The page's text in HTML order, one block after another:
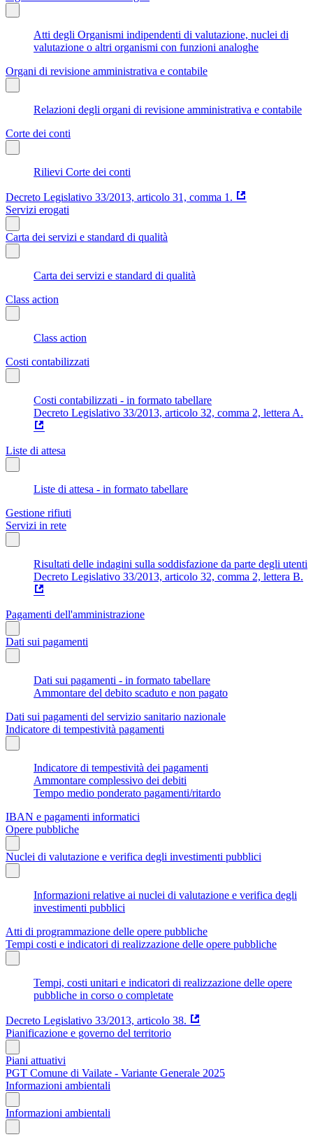
Atti degli Organismi indipendenti di valutazione, nuclei di
valutazione o altri organismi con funzioni analoghe
Organi di revisione amministrativa e contabile
Relazioni degli organi di revisione amministrativa e contabile
Corte dei conti
Rilievi Corte dei conti
Decreto Legislativo 33/2013, articolo 31, comma 1.
Servizi erogati
Carta dei servizi e standard di qualità
Carta dei servizi e standard di qualità
Class action
Class action
Costi contabilizzati
Costi contabilizzati - in formato tabellare
Decreto Legislativo 33/2013, articolo 32, comma 2, lettera A.
Liste di attesa
Liste di attesa - in formato tabellare
Gestione rifiuti
Servizi in rete
Risultati delle indagini sulla soddisfazione da parte degli utenti
Decreto Legislativo 33/2013, articolo 32, comma 2, lettera B.
Pagamenti dell'amministrazione
Dati sui pagamenti
Dati sui pagamenti - in formato tabellare
Ammontare del debito scaduto e non pagato
Dati sui pagamenti del servizio sanitario nazionale
Indicatore di tempestività pagamenti
Indicatore di tempestività dei pagamenti
Ammontare complessivo dei debiti
Tempo medio ponderato pagamenti/ritardo
IBAN e pagamenti informatici
Opere pubbliche
Nuclei di valutazione e verifica degli investimenti pubblici
Informazioni relative ai nuclei di valutazione e verifica degli
investimenti pubblici
Atti di programmazione delle opere pubbliche
Tempi costi e indicatori di realizzazione delle opere pubbliche
Tempi, costi unitari e indicatori di realizzazione delle opere
pubbliche in corso o completate
Decreto Legislativo 33/2013, articolo 38.
Pianificazione e governo del territorio
Piani attuativi
PGT Comune di Vailate - Variante Generale 2025
Informazioni ambientali
Informazioni ambientali